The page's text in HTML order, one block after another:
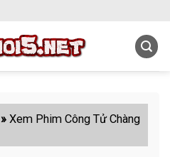
»Xem Phim Công Tử Chàng